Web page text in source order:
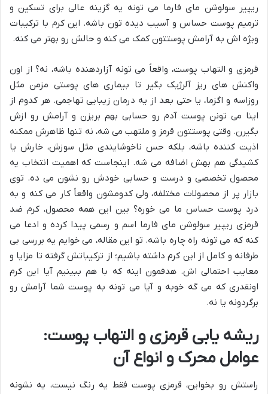
ریپیر سولوشن مای فارما می تونه یه گزینه عالی برای تسکین و
ترمیم پوست حساس و آسیب دیده تون باشه. این کرم با ترکیبات
ویژه اش به آرامش پوستتون کمک می کنه و حالش رو بهتر می کنه.
قرمزی و التهاب پوست، واقعاً می تونه آزاردهنده باشه، نه؟ از اون
واکنش های ریز آلرژیک بگیر تا بیماری های پوستی مزمن مثل
روزاسه و اگزما، یا حتی بعد از یه درمان زیبایی تهاجمی. هر کدوم از
اینا می تونن پوست آدم رو حسابی بهم بریزن و آرامش رو ازش
بگیرن. وقتی پوستتون قرمز و ملتهب می شه، نه تنها ظاهرش ممکنه
اذیت کننده باشه، بلکه حس ناخوشایندی مثل سوزش، خارش یا
کشیدگی هم بهش اضافه می شه. اینجاست که اهمیت انتخاب یه
محصول تخصصی و درست و حسابی خودش رو نشون می ده. توی
بازار پر از محصولات مختلفه، ولی کدومشون واقعاً کار می کنه و به
درد پوست حساس ما می خوره؟ بین این همه محصول، کرم ضد
قرمزی ریپیر سولوشن مای فارما اسم و رسمی پیدا کرده و ادعا می
کنه که می تونه راه چاره باشه. تو این مقاله، می خوایم یه بررسی بی
طرفانه و کامل از این کرم داشته باشیم؛ از ترکیباتش گرفته تا مزایا و
معایب احتمالی اش. هدفمون اینه که با هم ببینیم آیا این کرم
اونقدری که می گه خوبه و آیا می تونه به پوست شما آرامش رو
برگردونه یا نه.
ریشه یابی قرمزی و التهاب پوست:
عوامل محرک و انواع آن
راستش رو بخواین، قرمزی پوست فقط یه رنگ نیست، یه نشونه